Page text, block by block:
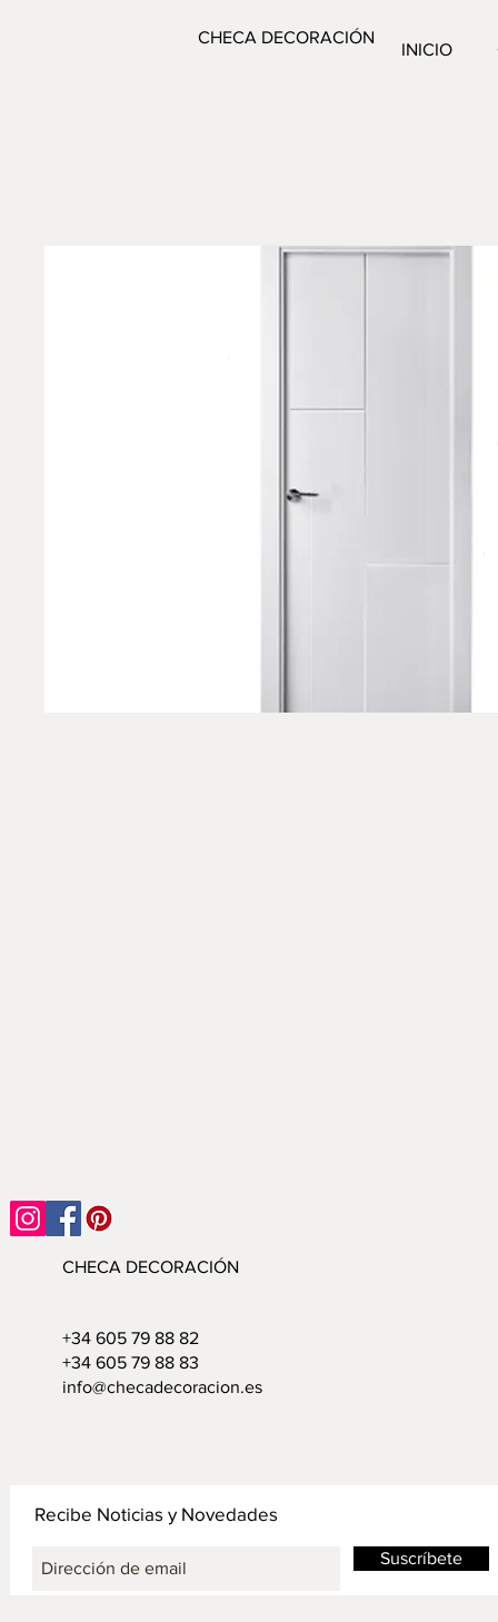
CHECA DECORACIÓN
INICIO
CHECA DECORACIÓN
+34 605 79 88 82
+34 605 79 88 83
info@checadecoracion.es
Recibe Noticias y Novedades
Suscríbete